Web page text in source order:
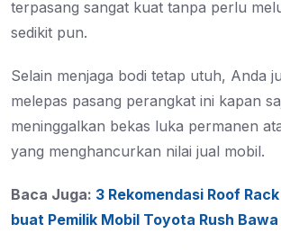
terpasang sangat kuat tanpa perlu
sedikit pun.
Selain menjaga bodi tetap utuh, Anda
melepas pasang perangkat ini kapan
meninggalkan bekas luka permanen
yang menghancurkan nilai jual mobil.
Baca Juga: 3 Rekomendasi Roof
buat Pemilik Mobil Toyota Rush